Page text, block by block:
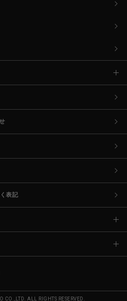
表記
CO.,LTD. ALL RIGHTS RESERVED.